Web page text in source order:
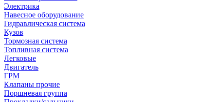
Электрика
Навесное оборудование
Гидравлическая система
Кузов
Тормозная система
Топливная система
Легковые
Двигатель
ГРМ
Клапаны прочие
Поршневая группа